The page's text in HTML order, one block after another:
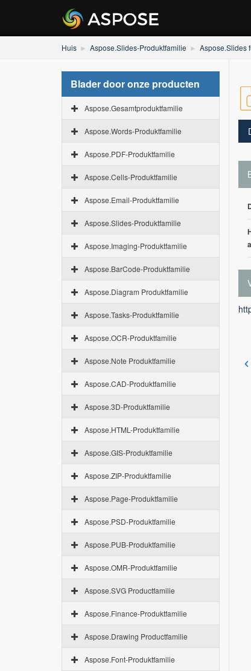
Huis Aspose.Slides-Produktfamilie Aspose.Slides
Blader door onze producten
Aspose.Gesamtproduktfamilie
Aspose.Words-Produktfamilie
Aspose.PDF-Produktfamilie
Aspose.Cells-Produktfamilie
Aspose.Email-Produktfamilie
Aspose.Slides-Produktfamilie
Aspose.Imaging-Produktfamilie
Aspose.BarCode-Produktfamilie
Aspose.Diagram Produktfamilie
Aspose.Tasks-Produktfamilie
Aspose.OCR-Produktfamilie
Aspose.Note Produktfamilie
Aspose.CAD-Produktfamilie
Aspose.3D-Produktfamilie
Aspose.HTML-Produktfamilie
Aspose.GIS-Produktfamilie
Aspose.ZIP-Produktfamilie
Aspose.Page-Produktfamilie
Aspose.PSD-Produktfamilie
Aspose.PUB-Produktfamilie
Aspose.OMR-Produktfamilie
Aspose.SVG Productfamilie
Aspose.Finance-Produktfamilie
Aspose.Drawing Productfamilie
Aspose.Font-Produktfamilie